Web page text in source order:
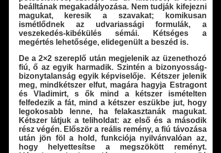
beálltának megakadályozása. Nem tudják kifejezni
magukat, keresik a szavakat; komikusan
ismétlődnek az udvariassági formulák, a
veszekedés-kibékülés sémái. Kétséges a
megértés lehetősége, elidegenült a beszéd is.
De a 2×2 szereplő után megjelenik az üzenethozó
fiú, ő az egyik harmadik. Szintén a bizonyosság-
bizonytalanság egyik képviselője. Kétszer jelenik
meg, mindkétszer elfut, magára hagyja Estragont
és Vladimirt, s ők mind a kétszer ismételten
felfedezik a fát, mind a kétszer eszükbe jut, hogy
legokosabb lenne, ha felakasztanák magukat.
Kétszer látjuk a teliholdat: az első és a második
rész végén. Először a reális remény, a fiú távozása
után jön föl a hold, funkciója nyilvánvalóan az,
hogy helyettesítse a megszökött reményt.